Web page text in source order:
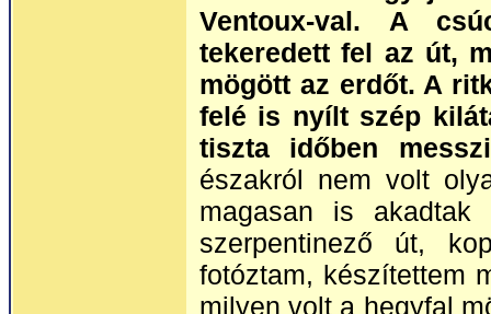
Ventoux-val. A
tekeredett fel az út,
mögött az erdőt. A
felé is nyílt szép
tiszta időben
északról nem volt
magasan is
szerpentinező út,
fotóztam, készítettem
milyen volt a hegyfal